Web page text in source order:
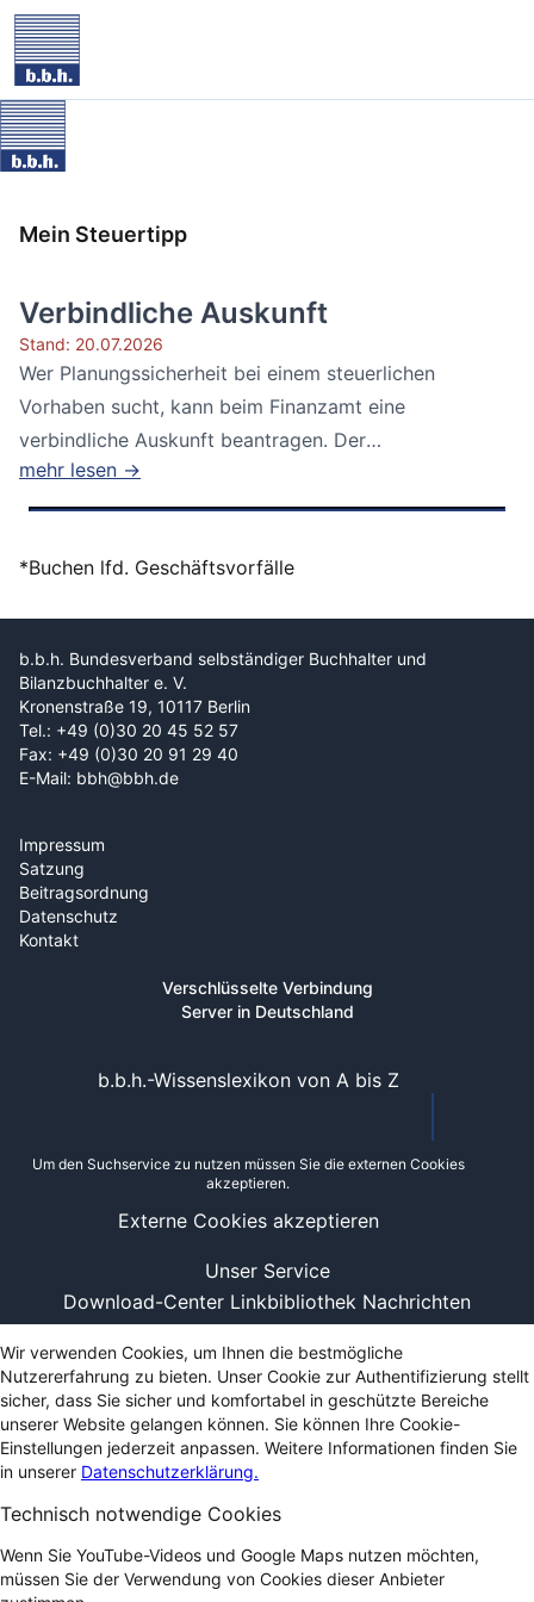
Mein Steuertipp
Verbindliche Auskunft
Stand: 20.07.2026
Wer Planungssicherheit bei einem steuerlichen
Vorhaben sucht, kann beim Finanzamt eine
verbindliche Auskunft beantragen. Der
Bundesfinanzhof...
mehr lesen →
*Buchen lfd. Geschäftsvorfälle
b.b.h. Bundesverband selbständiger Buchhalter und
Bilanzbuchhalter e. V.
Kronenstraße 19, 10117 Berlin
Tel.: +49 (0)30 20 45 52 57
Fax: +49 (0)30 20 91 29 40
E-Mail: bbh@bbh.de
Impressum
Satzung
Beitragsordnung
Datenschutz
Kontakt
Verschlüsselte Verbindung
Server in Deutschland
Unser Service
Download-Center Linkbibliothek Nachrichten
b.b.h.-Wissenslexikon von A bis Z
Um den Suchservice zu nutzen müssen Sie die externen Cookies
akzeptieren.
Externe Cookies akzeptieren
Wir verwenden Cookies, um Ihnen die bestmögliche
Nutzererfahrung zu bieten. Unser Cookie zur Authentifizierung stellt
sicher, dass Sie sicher und komfortabel in geschützte Bereiche
unserer Website gelangen können. Sie können Ihre Cookie-
Einstellungen jederzeit anpassen. Weitere Informationen finden Sie
in unserer Datenschutzerklärung.
Technisch notwendige Cookies
Wenn Sie YouTube-Videos und Google Maps nutzen möchten,
müssen Sie der Verwendung von Cookies dieser Anbieter